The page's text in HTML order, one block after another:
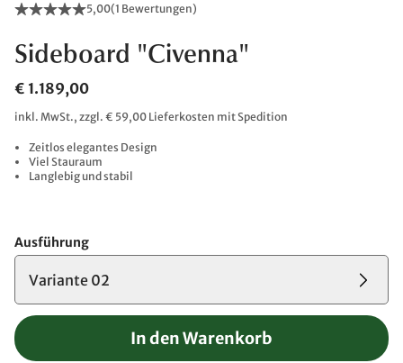
5,00(1 Bewertungen)
Sideboard "Civenna"
€ 1.189,00
inkl. MwSt., zzgl. € 59,00 Lieferkosten mit Spedition
Zeitlos elegantes Design
Viel Stauraum
Langlebig und stabil
Ausführung
Variante 02
In den Warenkorb